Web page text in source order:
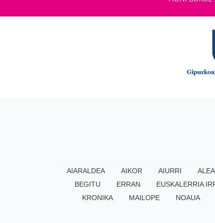
AIARALDEA AIKOR AIURRI ALEA
BEGITU
ERRAN EUSKALERRIA
KRONIKA
MAILOPE NOAUA